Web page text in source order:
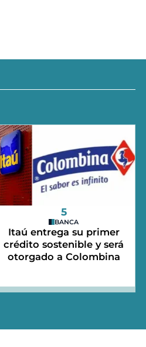
5
BANCA
Itaú entrega su primer
crédito sostenible y será
otorgado a Colombina